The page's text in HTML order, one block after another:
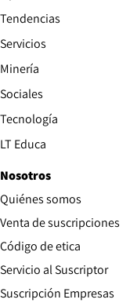
Tendencias
Servicios
Minería
Sociales
Tecnología
LT Educa
Nosotros
Quiénes somos
Venta de suscripciones
Código de etica Opens
Servicio al Suscriptor
Suscripción Empresas